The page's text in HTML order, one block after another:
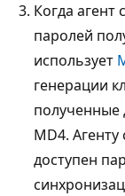
Когда
паролей
использует
генерации
полученные
MD4.
доступен